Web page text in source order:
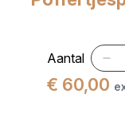
Aantal
€ 60,00